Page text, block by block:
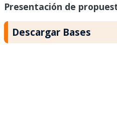
Presentación de
Descargar Bases